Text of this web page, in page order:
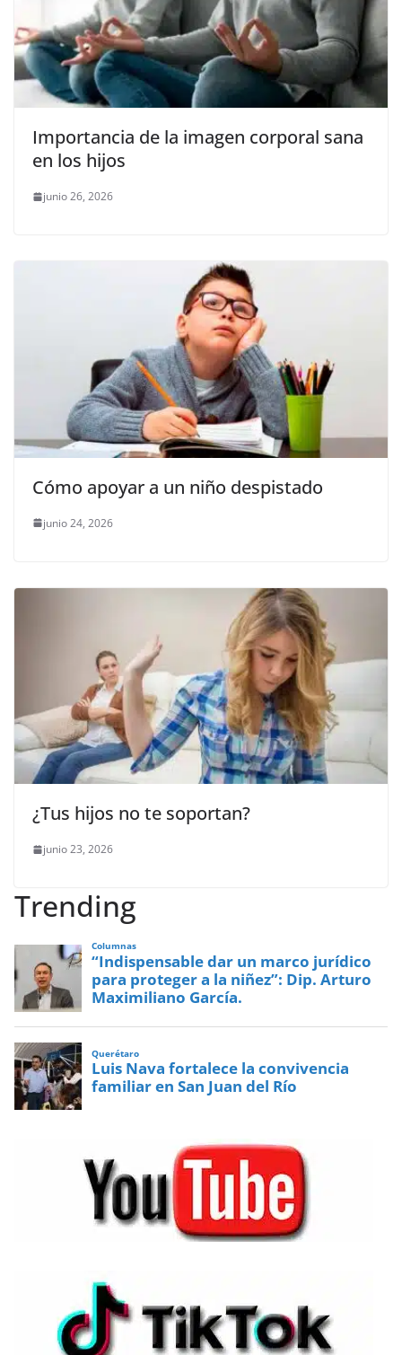
Importancia de la imagen corporal sana
en los hijos
junio 26, 2026
Cómo apoyar a un niño despistado
junio 24, 2026
¿Tus hijos no te soportan?
junio 23, 2026
Trending